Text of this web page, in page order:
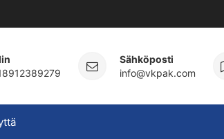
Sähköposti
info@vkpak.com